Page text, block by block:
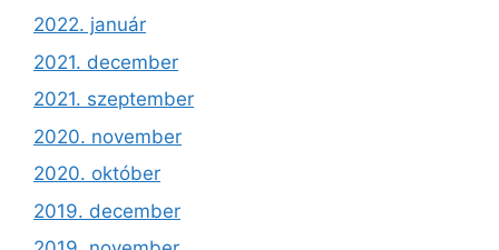
2022. január
2021. december
2021. szeptember
2020. november
2020. október
2019. december